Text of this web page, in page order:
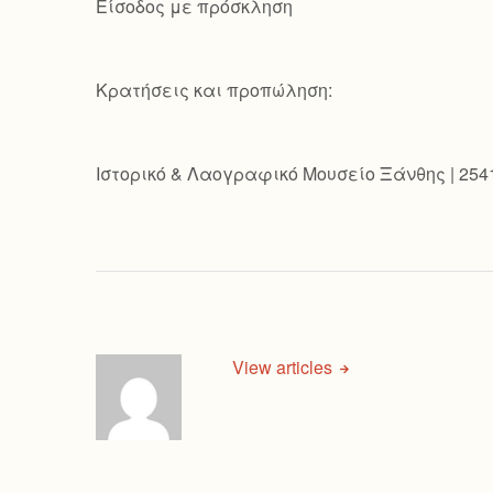
Είσοδος με πρόσκληση
Κρατήσεις και προπώληση:
Ιστορικό & Λαογραφικό Μουσείο Ξάνθης |
View articles